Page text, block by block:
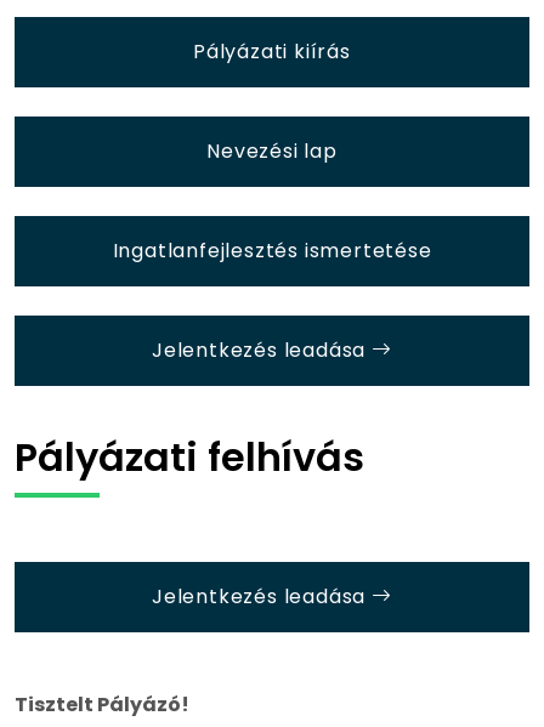
Pályázati kiírás
Nevezési lap
Ingatlanfejlesztés ismertetése
Jelentkezés leadása
Pályázati felhívás
Jelentkezés leadása
Tisztelt Pályázó!